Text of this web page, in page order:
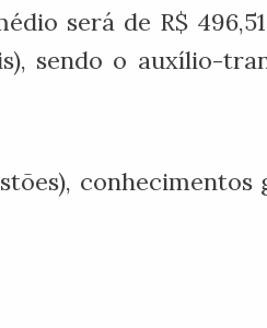
será de R$
sendo o auxílio-
conhecimentos